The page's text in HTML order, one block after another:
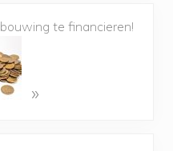
te financieren!
»